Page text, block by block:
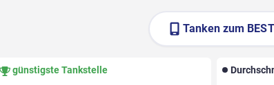
Tanken zum
günstigste Tankstelle